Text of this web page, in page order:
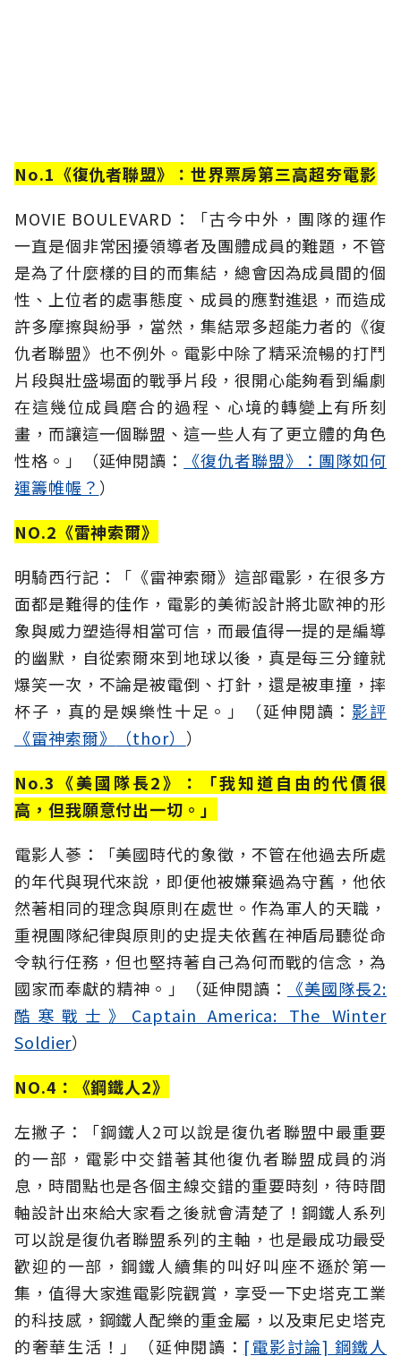
No.1《復仇者聯盟》：世界票房第三高超夯電影
MOVIE BOULEVARD：「古今中外，團隊的運作
一直是個非常困擾領導者及團體成員的難題，不管
是為了什麼樣的目的而集結，總會因為成員間的個
性、上位者的處事態度、成員的應對進退，而造成
許多摩擦與紛爭，當然，集結眾多超能力者的《復
仇者聯盟》也不例外。電影中除了精采流暢的打鬥
片段與壯盛場面的戰爭片段，很開心能夠看到編劇
在這幾位成員磨合的過程、心境的轉變上有所刻
畫，而讓這一個聯盟、這一些人有了更立體的角色
性格。」（延伸閱讀：
《復仇者聯盟》：團隊如何
運籌帷幄？ ）
NO.2《雷神索爾》
明騎西行記：「《雷神索爾》這部電影，在很多方
面都是難得的佳作，電影的美術設計將北歐神的形
象與威力塑造得相當可信，而最值得一提的是編導
的幽默，自從索爾來到地球以後，真是每三分鐘就
爆笑一次，不論是被電倒、打針，還是被車撞，摔
杯子，真的是娛樂性十足。」（延伸閱讀： 影評
《雷神索爾》 （thor） ）
No.3《美國隊長2》：「我知道自由的代價很
高，但我願意付出一切。」
電影人蔘：「美國時代的象徵，不管在他過去所處
的年代與現代來說，即便他被嫌棄過為守舊，他依
然著相同的理念與原則在處世。作為軍人的天職，
重視團隊紀律與原則的史提夫依舊在神盾局聽從命
令執行任務，但也堅持著自己為何而戰的信念，為
國家而奉獻的精神。」（延伸閱讀：
《美國隊長2:
酷寒戰士》 Captain America: The Winter
Soldier）
NO.4：《鋼鐵人2》
左撇子：「鋼鐵人2可以說是復仇者聯盟中最重要
的一部，電影中交錯著其他復仇者聯盟成員的消
息，時間點也是各個主線交錯的重要時刻，待時間
軸設計出來給大家看之後就會清楚了！鋼鐵人系列
可以說是復仇者聯盟系列的主軸，也是最成功最受
歡迎的一部，鋼鐵人續集的叫好叫座不遜於第一
集，值得大家進電影院觀賞，享受一下史塔克工業
的科技感，鋼鐵人配樂的重金屬，以及東尼史塔克
的奢華生活！」（延伸閱讀： [電影討論] 鋼鐵人